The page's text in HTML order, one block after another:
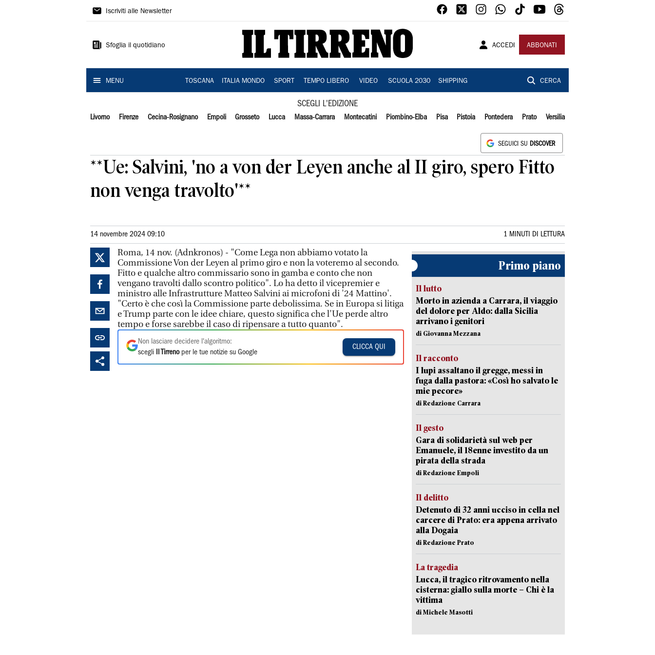
Il
Iscriviti alle Newsletter
Sfoglia il quotidiano ACCEDI ABBONATI
MENU TOSCANA ITALIA MONDO SPORT TEMPO LIBERO VIDEO SCUOLA 2030 SHIPPING CERCA
SCEGLI L'EDIZIONE
Livorno Firenze Cecina-Rosignano Empoli Grosseto Lucca Massa-Carrara Montecatini Piombino-Elba Pisa Pistoia Pontedera Prato Versilia
SEGUICI SU DISCOVER
**Ue: Salvini, 'no a von der Leyen anche al II giro, spero Fitto
non venga travolto'**
14 novembre 2024 09:10 1 MINUTI DI LETTURA
Roma, 14 nov. (Adnkronos) - "Come Lega non abbiamo votato la
Commissione Von der Leyen al primo giro e non la voteremo al secondo.
Fitto e qualche altro commissario sono in gamba e conto che non
vengano travolti dallo scontro politico". Lo ha detto il vicepremier e
ministro alle Infrastrutture Matteo Salvini ai microfoni di '24 Mattino'.
"Certo è che così la Commissione parte debolissima. Se in Europa si litiga
e Trump parte con le idee chiare, questo significa che l'Ue perde altro
tempo e forse sarebbe il caso di ripensare a tutto quanto".
Non lasciare decidere l'algoritmo:
scegli
Il Tirrenoper le tue notizie su Google
CLICCA QUI
Primo piano
Il lutto
Morto in azienda a Carrara, il viaggio
del dolore per Aldo: dalla Sicilia
arrivano i genitori
di Giovanna Mezzana
Il racconto
I lupi assaltano il gregge, messi in
fuga dalla pastora: «Così ho salvato le
mie pecore»
di Redazione Carrara
Il gesto
Gara di solidarietà sul web per
Emanuele, il 18enne investito da un
pirata della strada
di Redazione Empoli
Il delitto
Detenuto di 32 anni ucciso in cella nel
carcere di Prato: era appena arrivato
alla Dogaia
di Redazione Prato
La tragedia
Lucca, il tragico ritrovamento nella
cisterna: giallo sulla morte – Chi è la
vittima
di Michele Masotti